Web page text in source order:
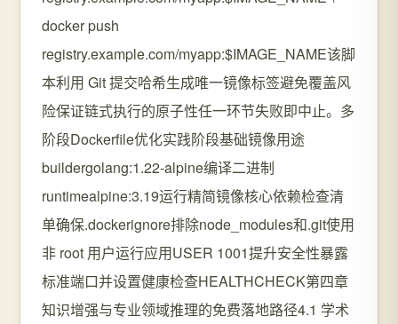
docker push
registry.example.com/myapp:$IMAGE_NAME该脚
本利用 Git 提交哈希生成唯一镜像标签避免覆盖风
险保证链式执行的原子性任一环节失败即中止。多
阶段Dockerfile优化实践阶段基础镜像用途
buildergolang:1.22-alpine编译二进制
runtimealpine:3.19运行精简镜像核心依赖检查清
单确保.dockerignore排除node_modules和.git使用
非 root 用户运行应用USER 1001提升安全性暴露
标准端口并设置健康检查HEALTHCHECK第四章
知识增强与专业领域推理的免费落地路径4.1 学术